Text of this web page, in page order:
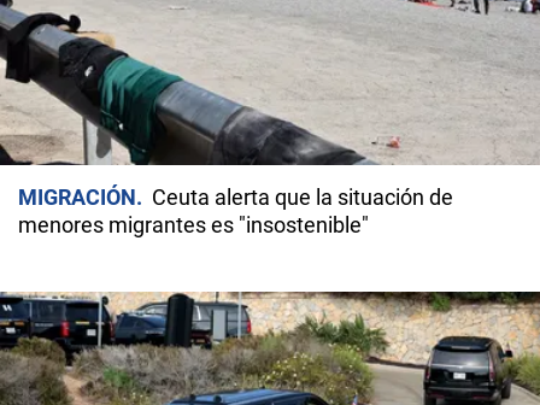
MIGRACIÓN
Ceuta alerta que la situación de
menores migrantes es "insostenible"